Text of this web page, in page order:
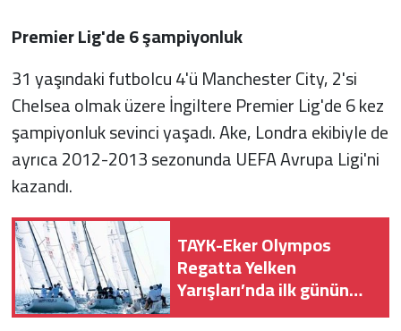
Premier Lig'de 6 şampiyonluk
31 yaşındaki futbolcu 4'ü Manchester City, 2'si
Chelsea olmak üzere İngiltere Premier Lig'de 6 kez
şampiyonluk sevinci yaşadı. Ake, Londra ekibiyle de
ayrıca 2012-2013 sezonunda UEFA Avrupa Ligi'ni
kazandı.
TAYK-Eker Olympos
Regatta Yelken
Yarışları’nda ilk günün
sonuçları belli oldu